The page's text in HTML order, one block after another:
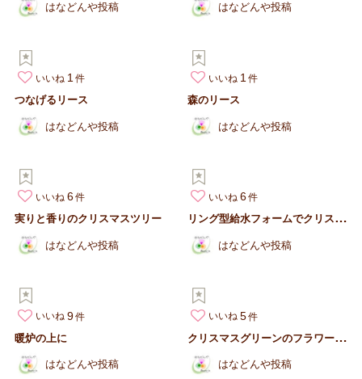
はなどんや投稿 はなどんや投稿
いいね 1
つなげるリース
はなどんや投稿
いいね 1
森のリース
はなどんや投稿
いいね 6
実りと香りのクリスマスツリー
はなどんや投稿
いいね 6
リ
ング型給水フォームでクリスマスリース
はなどんや投稿
いいね 9
暖炉の上に
はなどんや投稿
いいね 5
はなどんや投稿